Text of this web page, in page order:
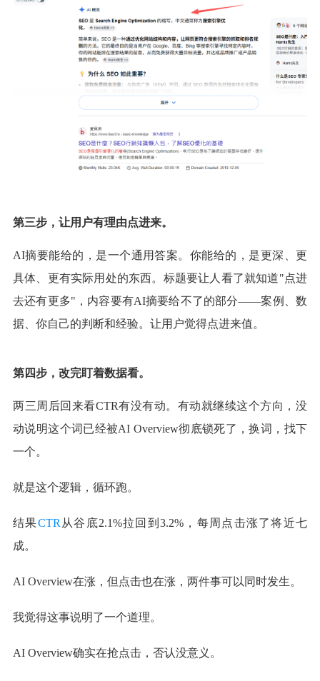
第三步，让用户有理由点进来。
AI摘要能给的，是一个通用答案。你能给的，是更深、更
具体、更有实际用处的东西。标题要让人看了就知道"点进
去还有更多"，内容要有AI摘要给不了的部分——案例、数
据、你自己的判断和经验。让用户觉得点进来值。
第四步，改完盯着数据看。
两三周后回来看CTR有没有动。有动就继续这个方向，没
动说明这个词已经被AI Overview彻底锁死了，换词，找下
一个。
就是这个逻辑，循环跑。
结果CTR 从谷底2.1%拉回到3.2%，每周点击涨了将近七
成。
AI Overview在涨，但点击也在涨，两件事可以同时发生。
我觉得这事说明了一个道理。
AI Overview确实在抢点击，否认没意义。